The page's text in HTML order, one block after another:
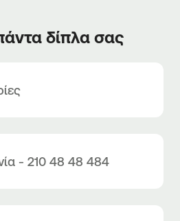
δίπλα σας
- 210 48 48 484